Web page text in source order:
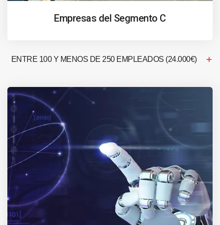
Empresas del Segmento C
ENTRE 100 Y MENOS DE 250 EMPLEADOS (24.000€)